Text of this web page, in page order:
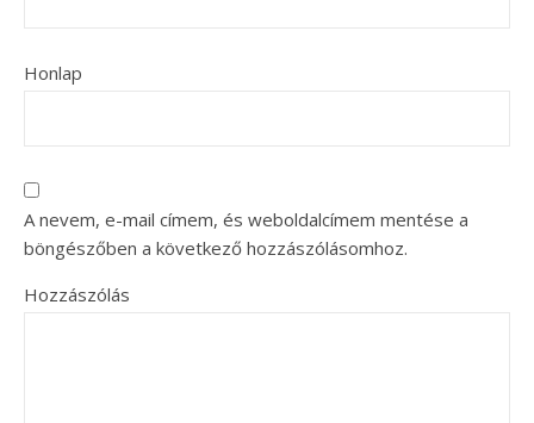
Honlap
A nevem, e-mail címem, és weboldalcímem mentése a
böngészőben a következő hozzászólásomhoz.
Hozzászólás